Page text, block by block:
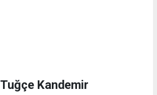
Tuğçe Kandemir